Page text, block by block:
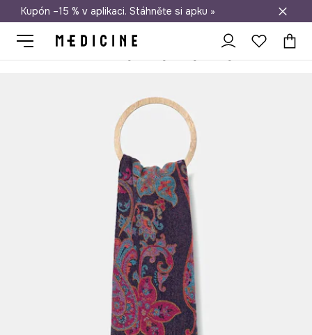
Doprava zdarma při nákupu nad 1 200 Kč
Kupón –15 % v aplikaci. Stáhněte si apku »